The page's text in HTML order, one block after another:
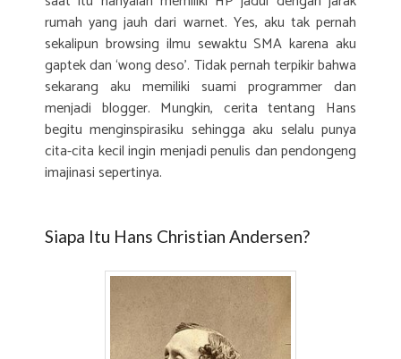
rumah yang jauh dari warnet. Yes, aku tak pernah
sekalipun browsing ilmu sewaktu SMA karena aku
gaptek dan ‘wong deso’. Tidak pernah terpikir bahwa
sekarang aku memiliki suami programmer dan
menjadi blogger. Mungkin, cerita tentang Hans
begitu menginspirasiku sehingga aku selalu punya
cita-cita kecil ingin menjadi penulis dan pendongeng
imajinasi sepertinya.
Siapa Itu Hans Christian Andersen?